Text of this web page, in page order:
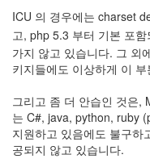
ICU 의 경우에는 charset
고, php 5.3 부터 기본 포함
가지 않고 있습니다. 그 외
키지들에도 이상하게 이
그리고 좀 더 안습인 것은,
는 C#, java, python, ruby
지원하고 있음에도 불구하
공되지 않고 있습니다.
Cloud
안
녕
리
눅
스